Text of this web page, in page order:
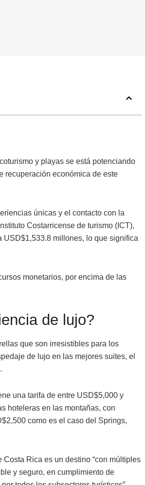
y playas se está potenciando
recuperación económica de este
únicas y el contacto con la
Costarricense de turismo (ICT),
millones, lo que significa
monetarios, por encima de las
de lujo?
que son irresistibles para los
de lujo en las mejores suites, el
una tarifa de entre USD$5,000 y
hoteleras en las montañas, con
como es el caso del Springs,
Rica es un destino “con múltiples
y seguro, en cumplimiento de